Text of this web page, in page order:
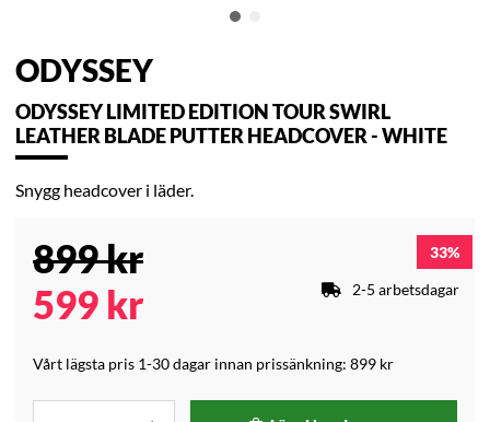
ODYSSEY
ODYSSEY LIMITED EDITION TOUR SWIRL
LEATHER BLADE PUTTER HEADCOVER - WHITE
Snygg headcover i läder.
899kr
599 kr
Vårt lägsta pris 1-30 dagar innan prissänkning: 899 kr
33
2-5 arbetsdagar